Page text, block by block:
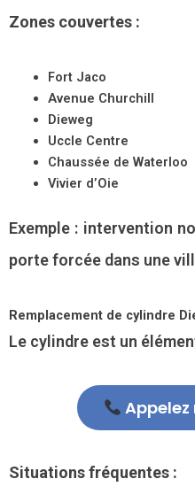
Zones couvertes :
Fort Jaco
Avenue Churchill
Dieweg
Uccle Centre
Chaussée de Waterloo
Vivier d’Oie
Exemple : intervention
porte forcée dans une
Remplacement de cylindre
Le cylindre est un
Situations fréquentes :